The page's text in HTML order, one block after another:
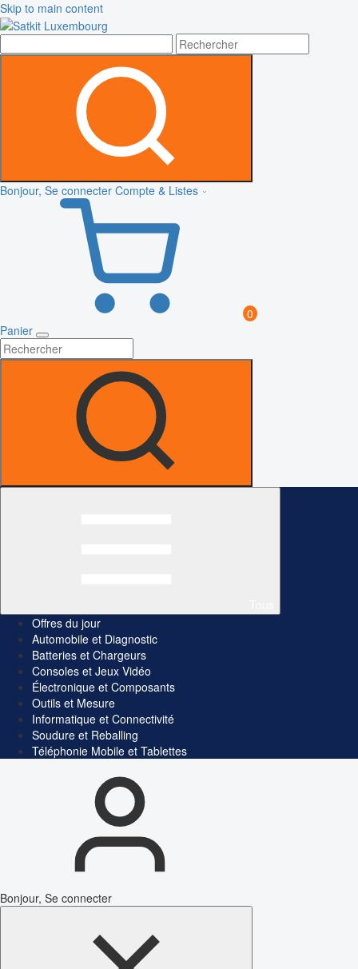
Skip to main content
Bonjour, Se connecter Compte & Listes
0
Panier
Offres du jour
Automobile et Diagnostic
Batteries et Chargeurs
Consoles et Jeux Vidéo
Électronique et Composants
Outils et Mesure
Informatique et Connectivité
Soudure et Reballing
Téléphonie Mobile et Tablettes
Bonjour, Se connecter